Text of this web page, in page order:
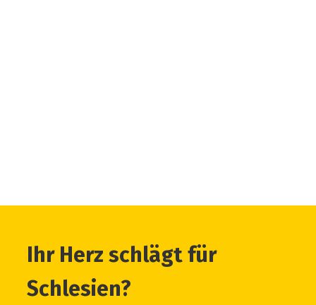
Ihr Herz schlägt für
Schlesien?